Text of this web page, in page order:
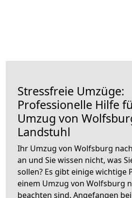
Stressfreie Umzüge:
Professionelle Hilfe
Umzug von
Landstuhl
Ihr Umzug von Wolfsburg
an und Sie wissen nicht, was
sollen? Es gibt einige wichtige
einem Umzug von Wolfsburg
beachten sind. Angefangen